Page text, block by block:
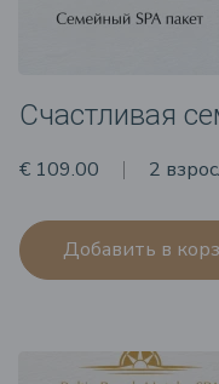
Счастливая
€ 109.00 2
Добавить в